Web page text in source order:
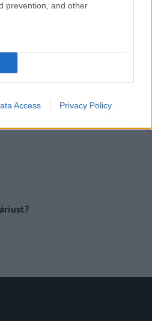
prevention, and other
Access Privacy Policy